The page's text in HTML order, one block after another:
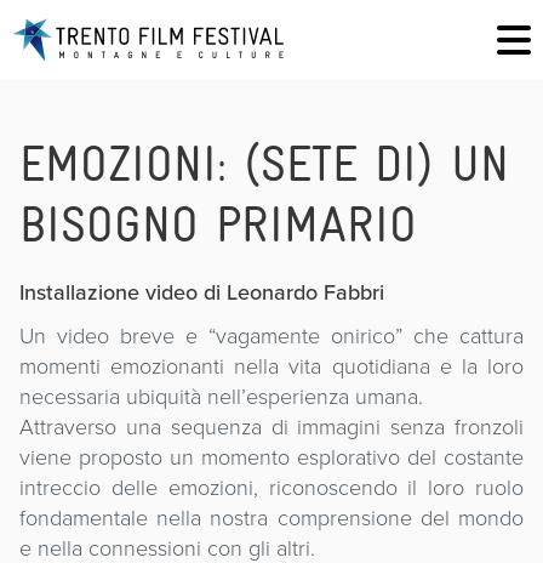
EMOZIONI: (SETE DI) UN
BISOGNO PRIMARIO
Installazione video di Leonardo Fabbri
Un video breve e “vagamente onirico” che cattura
momenti emozionanti nella vita quotidiana e la loro
necessaria ubiquità nell’esperienza umana.
Attraverso una sequenza di immagini senza fronzoli
viene proposto un momento esplorativo del costante
intreccio delle emozioni, riconoscendo il loro ruolo
fondamentale nella nostra comprensione del mondo
e nella connessioni con gli altri.